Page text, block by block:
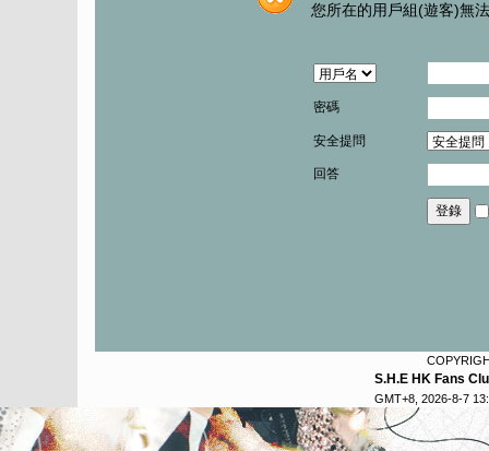
您所在的用戶組(遊客)無
密碼
安全提問
回答
登錄
S.H.E HK Fans
GMT+8, 2026-8-7